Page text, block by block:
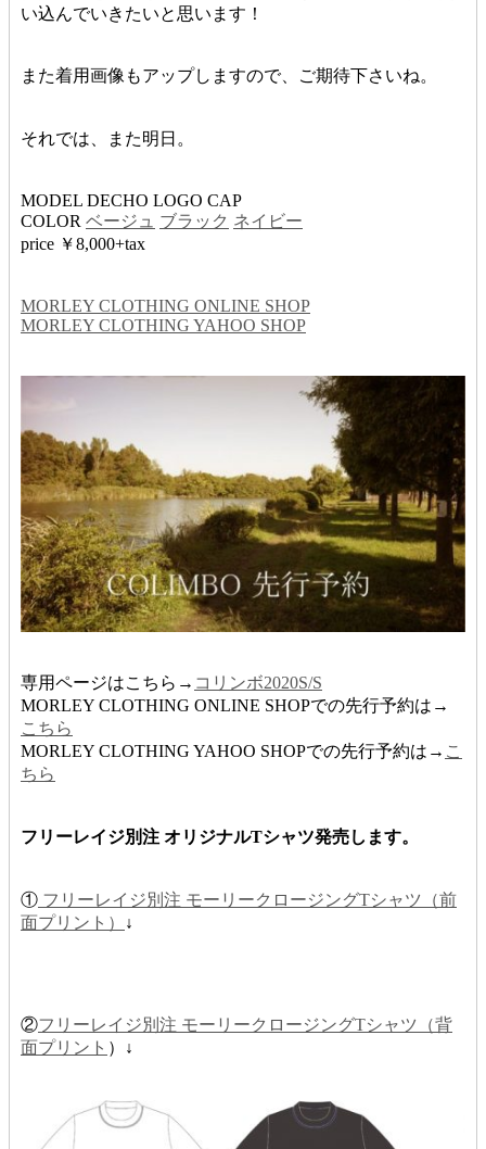
い込んでいきたいと思います！
また着用画像もアップしますので、ご期待下さいね。
それでは、また明日。
MODEL DECHO LOGO CAP
COLOR ベージュ ブラック ネイビー
price ￥8,000+tax
MORLEY CLOTHING ONLINE SHOP
MORLEY CLOTHING YAHOO SHOP
専用ページはこちら→ コリンボ2020S/S
MORLEY CLOTHING ONLINE SHOPでの先行予約は→
こちら
MORLEY CLOTHING YAHOO SHOPでの先行予約は→ こ
ちら
フリーレイジ別注 オリジナルTシャツ発売します。
① フリーレイジ別注 モーリークロージングTシャツ（前
面プリント）
↓
②フリーレイジ別注 モーリークロージングTシャツ（背
面プリント ）↓